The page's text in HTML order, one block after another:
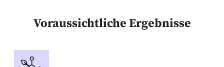
Voraussichtliche Ergebnisse